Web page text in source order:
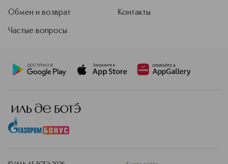
Обмен и возврат
Частые вопросы
Контакты